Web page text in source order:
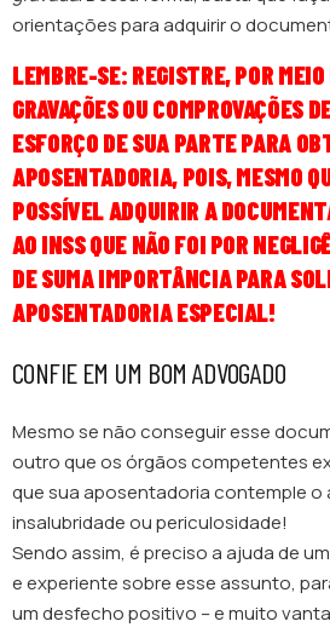
orientações para adquirir o
LEMBRE-SE: REGISTRE, POR
GRAVAÇÕES OU COMPROVAÇÕES
ESFORÇO DE SUA PARTE PARA
APOSENTADORIA, POIS, MESMO
POSSÍVEL ADQUIRIR A
AO INSS QUE NÃO FOI POR
DE SUMA IMPORTÂNCIA PARA
APOSENTADORIA ESPECIAL!
CONFIE EM UM BOM ADVOGADO
Mesmo se não conseguir esse
outro que os órgãos competentes
que sua aposentadoria contemple o
insalubridade ou periculosidade!
Sendo assim, é preciso a ajuda de
e experiente sobre esse assunto,
um desfecho positivo – e muito